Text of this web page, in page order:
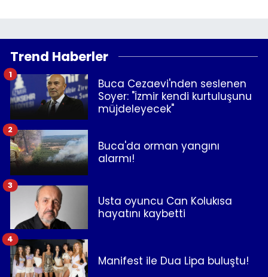
Trend Haberler
Buca Cezaevi'nden seslenen
Soyer: "İzmir kendi kurtuluşunu
müjdeleyecek"
1
Buca'da orman yangını
alarmı!
2
Usta oyuncu Can Kolukısa
hayatını kaybetti
3
Manifest ile Dua Lipa buluştu!
4